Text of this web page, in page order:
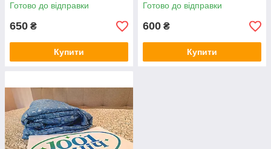
Готово до відправки
650 ₴
Купити
Готово до відправки
600 ₴
Купити